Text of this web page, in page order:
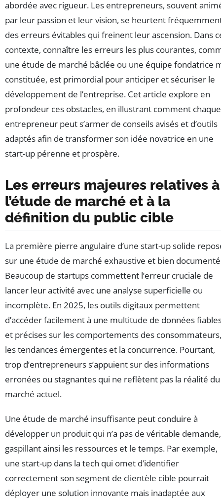
abordée avec rigueur. Les entrepreneurs, souvent
par leur passion et leur vision, se heurtent
des erreurs évitables qui freinent leur ascension. Dans
contexte, connaître les erreurs les plus courantes,
une étude de marché bâclée ou une équipe fondatrice
constituée, est primordial pour anticiper et sécuriser le
développement de l’entreprise. Cet article explore en
profondeur ces obstacles, en illustrant comment chaque
entrepreneur peut s’armer de conseils avisés et d’outils
adaptés afin de transformer son idée novatrice en une
start-up pérenne et prospère.
Les erreurs majeures relatives à
l’étude de marché et à la
définition du public cible
La première pierre angulaire d’une start-up solide
sur une étude de marché exhaustive et bien
Beaucoup de startups commettent l’erreur cruciale de
lancer leur activité avec une analyse superficielle ou
incomplète. En 2025, les outils digitaux permettent
d’accéder facilement à une multitude de données
et précises sur les comportements des consommateurs,
les tendances émergentes et la concurrence. Pourtant,
trop d’entrepreneurs s’appuient sur des informations
erronées ou stagnantes qui ne reflètent pas la réalité du
marché actuel.
Une étude de marché insuffisante peut conduire à
développer un produit qui n’a pas de véritable demande,
gaspillant ainsi les ressources et le temps. Par exemple,
une start-up dans la tech qui omet d’identifier
correctement son segment de clientèle cible pourrait
déployer une solution innovante mais inadaptée aux